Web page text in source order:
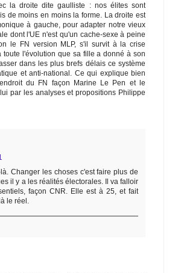
la droite dite gaulliste : nos élites sont
de moins en moins la forme. La droite est
à gauche, pour adapter notre vieux
dont l'UE n'est qu'un cache-sexe à peine
le FN version MLP, s'il survit à la crise
l'évolution que sa fille a donné à son
dans les plus brefs délais ce système
et anti-national. Ce qui explique bien
du FN façon Marine Le Pen et le
par les analyses et propositions Philippe
Changer les choses c'est faire plus de
il y a les réalités électorales. Il va falloir
façon CNR. Elle est à 25, et fait
le réel.